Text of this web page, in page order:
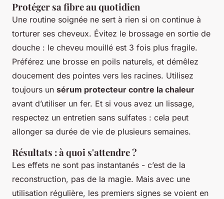
Protéger sa fibre au quotidien
Une routine soignée ne sert à rien si on continue à
torturer ses cheveux. Évitez le brossage en sortie de
douche : le cheveu mouillé est 3 fois plus fragile.
Préférez une brosse en poils naturels, et démêlez
doucement des pointes vers les racines. Utilisez
toujours un sérum protecteur contre la chaleur
avant d’utiliser un fer. Et si vous avez un lissage,
respectez un entretien sans sulfates : cela peut
allonger sa durée de vie de plusieurs semaines.
Résultats : à quoi s'attendre ?
Les effets ne sont pas instantanés - c’est de la
reconstruction, pas de la magie. Mais avec une
utilisation régulière, les premiers signes se voient en